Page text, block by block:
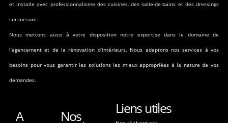
et installe avec professionnalisme des cuisines, des salle-de-bains et des dressings
sur mesure.
Nous mettons aussi à votre disposition notre expertise dans le domaine de
l’agencement et de la rénovation d’intérieurs. Nous adaptons nos services à vos
besoins pour vous garantir les solutions les mieux appropriées à la nature de vos
demandes.
A Nos Liens utiles